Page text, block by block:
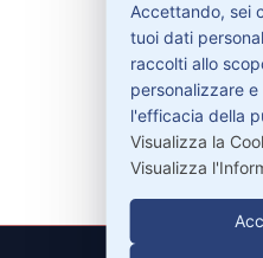
329-
Accettando, sei
tuoi dati
raccolti allo
personalizzare e
l'efficacia della
Visualizza la
Visualizza